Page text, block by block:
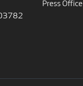
Press Office